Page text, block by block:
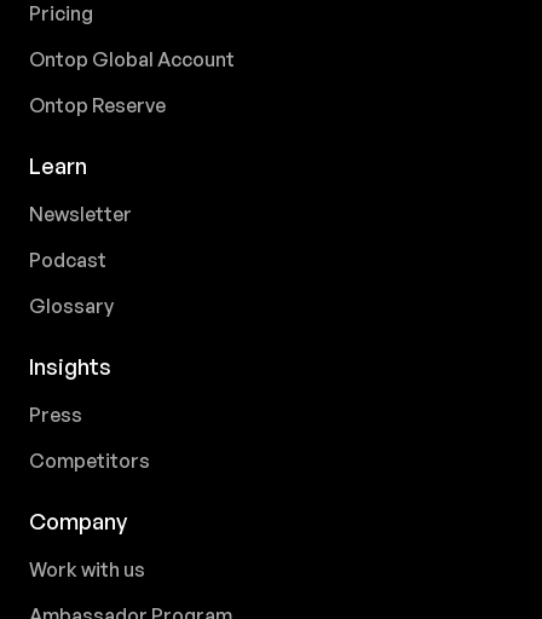
Pricing
Ontop Global Account
Ontop Reserve
Learn
Newsletter
Podcast
Glossary
Insights
Press
Competitors
Company
Work with us